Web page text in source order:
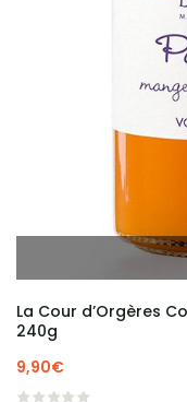
La Cour d’Orgères
240g
9,90€